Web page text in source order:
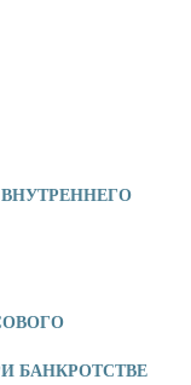
БАНКРОТСТВЕ